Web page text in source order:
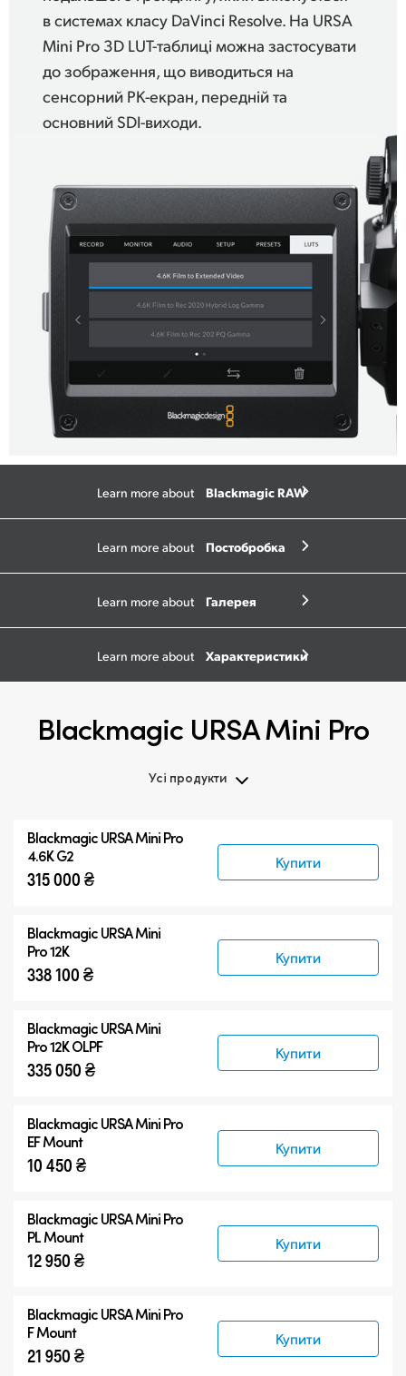
в системах класу DaVinci Resolve. На URSA
Mini Pro 3D LUT-таблиці можна застосувати
до зображення, що виводиться на
сенсорний РК-екран, передній та
основний SDI-виходи.
Learn more about Blackmagic RAW
Learn more about Постобробка
Learn more about Галерея
Learn more about Характеристики
Blackmagic URSA Mini Pro
Усі продукти
Blackmagic URSA Mini Pro
Аксесуари
BlackmagicURSA Mini Pro
4.6K G2
315 000 ₴
Купити
BlackmagicURSA Mini
Pro 12K
338 100 ₴
Купити
BlackmagicURSA Mini
Pro 12K OLPF
335 050 ₴
Купити
Blackmagic URSA Mini Pro
EF Mount
10 450 ₴
Купити
Blackmagic URSA Mini Pro
PL Mount
12 950 ₴
Купити
Blackmagic URSA Mini Pro
F Mount
21 950 ₴
Купити